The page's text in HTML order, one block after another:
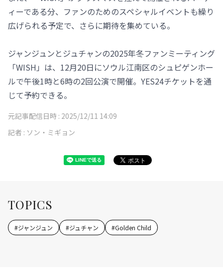
ィーである分、ファンのためのスペシャルイベントも繰り
広げられる予定で、さらに期待を集めている。
ジャンジュンとジュチャンの2025年冬ファンミーティング
「WISH」は、12月20日にソウル江南区のシュピゲンホー
ルで午後1時と6時の2回公演で開催。YES24チケットを通
じて予約できる。
元記事配信日時 : 2025/12/11 14:09
記者 : ソン・ミギョン
TOPICS
#ジャンジュン #ジュチャン #Golden Child